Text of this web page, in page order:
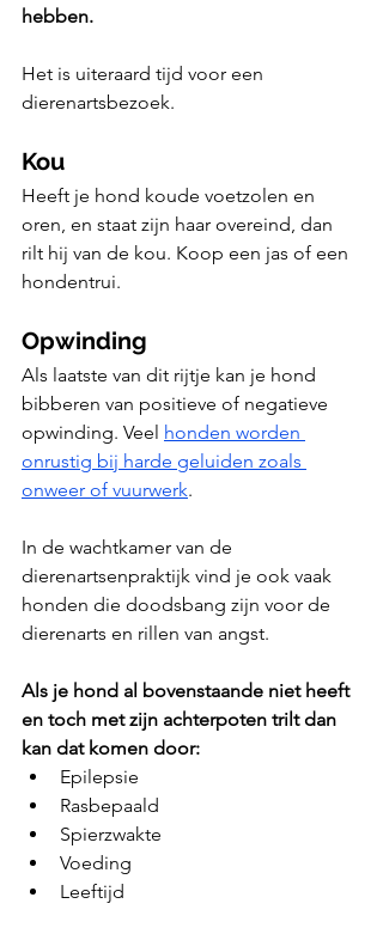
hebben.
Het is uiteraard tijd voor een
dierenartsbezoek.
Kou
Heeft je hond koude voetzolen en
oren, en staat zijn haar overeind, dan
rilt hij van de kou. Koop een jas of een
hondentrui.
Opwinding
Als laatste van dit rijtje kan je hond
bibberen van positieve of negatieve
opwinding. Veel honden worden
onrustig bij harde geluiden zoals
onweer of vuurwerk.
In de wachtkamer van de
dierenartsenpraktijk vind je ook vaak
honden die doodsbang zijn voor de
dierenarts en rillen van angst.
Als je hond al bovenstaande niet heeft
en toch met zijn achterpoten trilt dan
kan dat komen door:
Epilepsie
Rasbepaald
Spierzwakte
Voeding
Leeftijd